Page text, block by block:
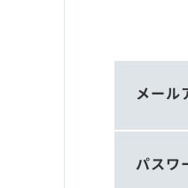
メール
パスワ